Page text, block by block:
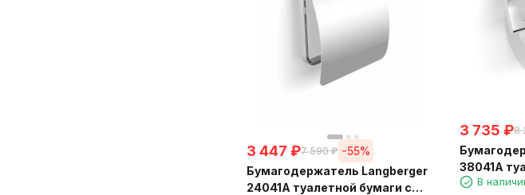
3 447 ₽7 590 ₽ -55%
Бумагодержатель Langberger
24041A туалетной бумаги с
3 735 ₽8
38041A
крышкой
В